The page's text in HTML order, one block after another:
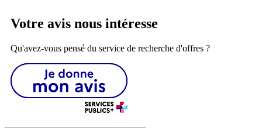
Votre avis nous intéresse
Qu'avez-vous pensé du service de recherche d'offres ?